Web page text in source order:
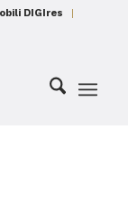
DIGIres